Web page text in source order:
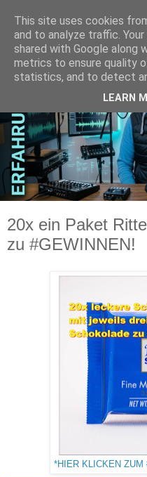
20x ein Paket
zu #GEWINNEN!
*HIER KLICKEN ZUM
This site uses cookies
and to analyze traffic.
shared with Google along
metrics to ensure quality
statistics, and to detect
LEARN